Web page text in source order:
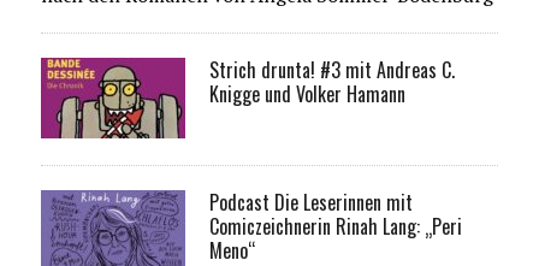
Strich drunta! #3 mit Andreas C.
Knigge und Volker Hamann
Podcast Die Leserinnen mit
Comiczeichnerin Rinah Lang: „Peri
Meno“